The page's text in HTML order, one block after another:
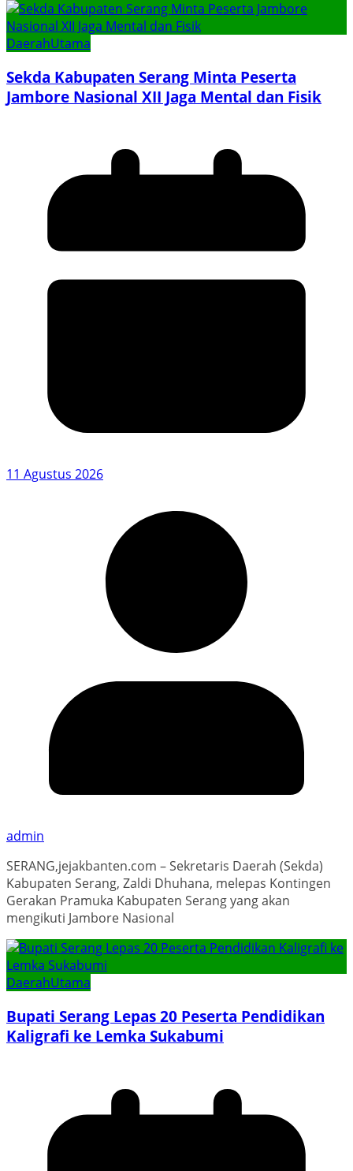
DaerahUtama
Sekda Kabupaten Serang Minta Peserta
Jambore Nasional XII Jaga Mental dan Fisik
11 Agustus 2026
admin
SERANG,jejakbanten.com – Sekretaris Daerah (Sekda)
Kabupaten Serang, Zaldi Dhuhana, melepas Kontingen
Gerakan Pramuka Kabupaten Serang yang akan
mengikuti Jambore Nasional
DaerahUtama
Bupati Serang Lepas 20 Peserta Pendidikan
Kaligrafi ke Lemka Sukabumi